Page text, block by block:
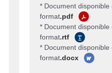
* Document
format.pdf
* Document
format.rtf
* Document
format.docx